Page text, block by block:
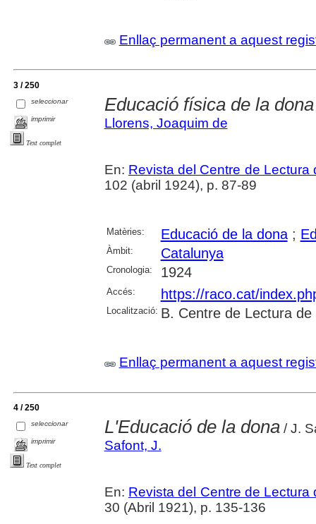
Enllaç permanent a aquest
3 / 250
seleccionar
imprimir
Text complet
Educació física de la dona
Llorens, Joaquim de
En: Revista del Centre de Lectura
102 (abril 1924), p. 87-89
Matèries: Educació de la dona;
Àmbit: Catalunya
Cronologia: 1924
Accés: https://raco.cat/
Localització: B. Centre de Lectura de
Enllaç permanent a aquest
4 / 250
seleccionar
imprimir
Text complet
L'Educació de la dona/ J.
Safont, J.
En: Revista del Centre de Lectura
30 (Abril 1921), p. 135-136